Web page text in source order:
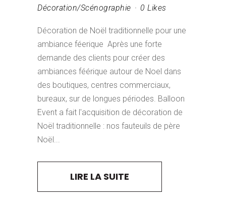
Décoration/Scénographie
0 Likes
Décoration de Noël traditionnelle pour une
ambiance féerique Après une forte
demande des clients pour créer des
ambiances féérique autour de Noel dans
des boutiques, centres commerciaux,
bureaux, sur de longues périodes. Balloon
Event a fait l'acquisition de décoration de
Noël traditionnelle : nos fauteuils de père
Noël...
LIRE LA SUITE